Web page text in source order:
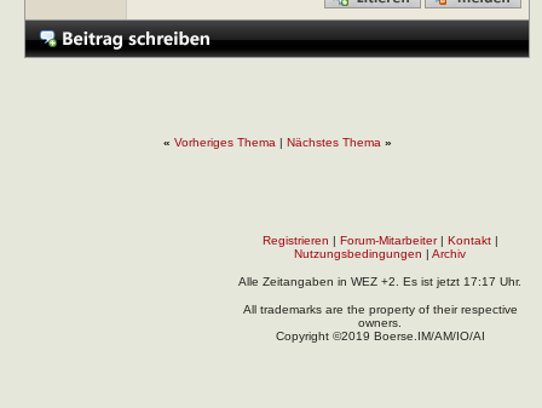
« Vorheriges Thema | Nächstes Thema »
Registrieren | Forum-Mitarbeiter| Kontakt|
Nutzungsbedingungen | Archiv
Alle Zeitangaben in WEZ +2. Es ist jetzt 17:17 Uhr.
All trademarks are the property of their respective
owners.
Copyright ©2019 Boerse.IM/AM/IO/AI